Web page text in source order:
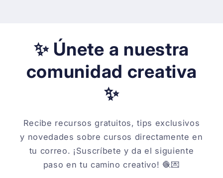
✨ Únete a nuestra
comunidad creativa
✨
Recibe recursos gratuitos, tips exclusivos
y novedades sobre cursos directamente en
tu correo. ¡Suscríbete y da el siguiente
paso en tu camino creativo! 🧶💌